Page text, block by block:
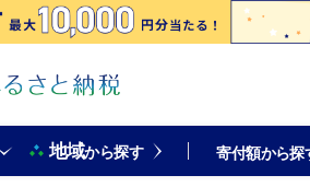
地域から探す 寄付額から探